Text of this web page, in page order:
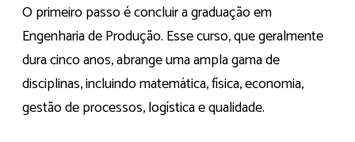
O primeiro passo é concluir a graduação em
Engenharia de Produção. Esse curso, que geralmente
dura cinco anos, abrange uma ampla gama de
disciplinas, incluindo matemática, física, economia,
gestão de processos, logística e qualidade.